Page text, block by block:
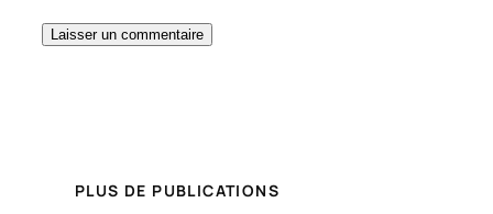
PLUS DE PUBLICATIONS